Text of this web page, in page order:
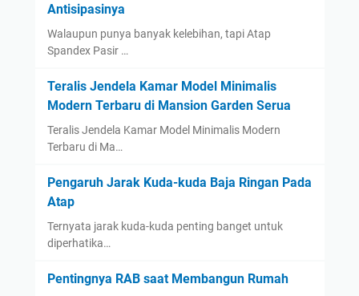
Antisipasinya
Walaupun punya banyak kelebihan, tapi Atap
Spandex Pasir …
Teralis Jendela Kamar Model Minimalis
Modern Terbaru di Mansion Garden Serua
Teralis Jendela Kamar Model Minimalis Modern
Terbaru di Ma…
Pengaruh Jarak Kuda-kuda Baja Ringan Pada
Atap
Ternyata jarak kuda-kuda penting banget untuk
diperhatika…
Pentingnya RAB saat Membangun Rumah